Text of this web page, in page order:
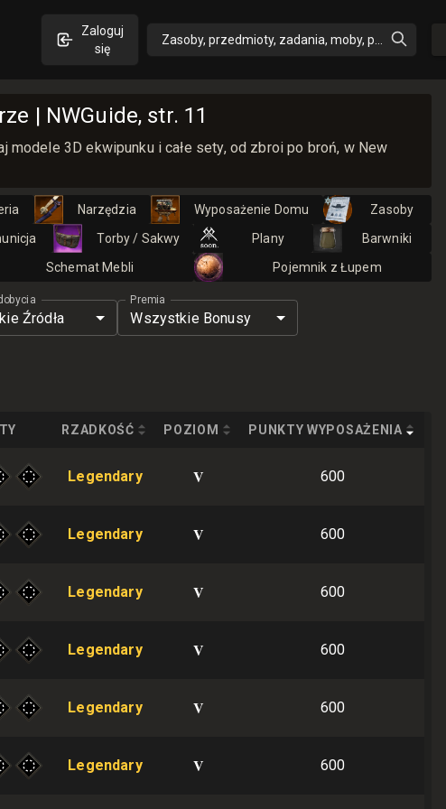
Zaloguj
się
Zasoby, przedmioty, zadania, moby, perki,
| NWGuide, str. 11
3D ekwipunku i całe sety, od zbroi po broń, w New
Narzędzia Wyposażenie Domu
Zasoby
Torby / Sakwy Plany
Barwniki
Schemat Mebli Pojemnik z Łupem
Źródła
Premia
Wszystkie Bonusy
RZADKOŚĆ POZIOM PUNKTY WYPOSAŻENIA
Legendary V 600
Legendary V 600
Legendary V 600
Legendary V 600
Legendary V 600
Legendary V 600